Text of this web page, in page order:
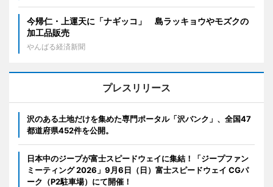
今帰仁・上運天に「ナギッコ」 島ラッキョウやモズクの
加工品販売
やんばる経済新聞
プレスリリース
沢のある土地だけを集めた専門ポータル「沢バンク」、全国47
都道府県452件を公開。
日本中のジープが富士スピードウェイに集結！「ジープファン
ミーティング 2026」9月6日（日）富士スピードウェイ CGパ
ーク（P2駐車場）にて開催！